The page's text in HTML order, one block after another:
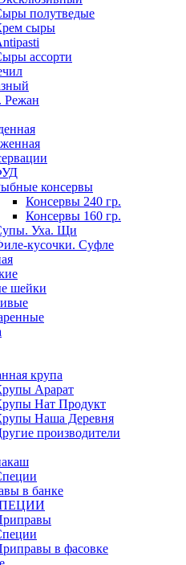
полутведые
сыры
ассорти
Режан
консервы
Консервы 240 гр.
Консервы 160 гр.
Уха. Щи
кусочки. Суфле
шейки
крупа
Арарат
Нат Продукт
Наша Деревня
производители
в банке
в фасовке